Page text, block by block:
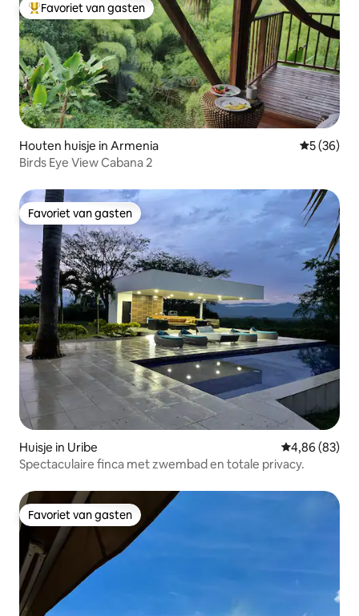
Topfavoriet van gasten
Favoriet van gasten
Houten huisje in Armenia
5 (36)
Birds Eye View Cabana 2
Favoriet van gasten
Favoriet van gasten
Huisje in Uribe Gemiddelde
4,86 (83)
Spectaculaire finca met zwembad en totale privacy.
Favoriet van gasten
Favoriet van gasten